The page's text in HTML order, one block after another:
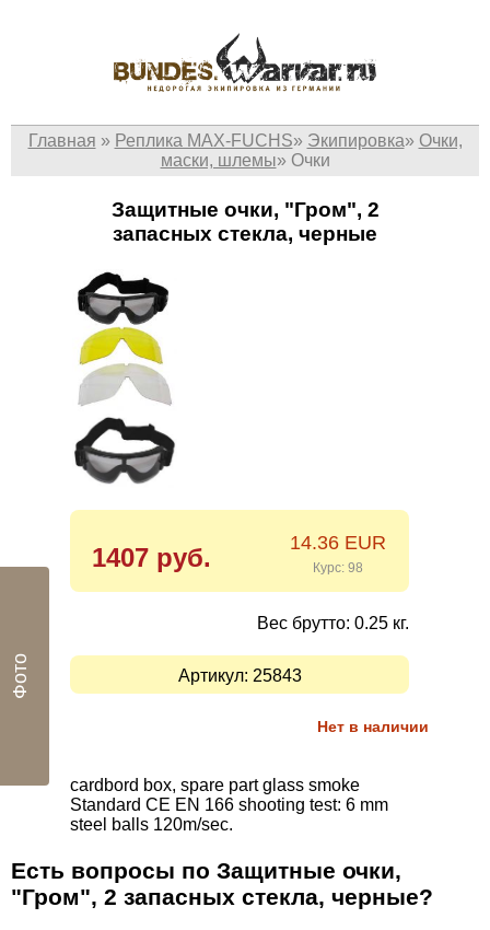
Главная » Реплика MAX-FUCHS» Экипировка» Очки,
маски, шлемы» Очки
Защитные очки, "Гром", 2
запасных стекла, черные
1407 руб. 14.36 EUR
Курс: 98
Вес брутто: 0.25 кг.
Артикул: 25843
Нет в наличии
cardbord box, spare part glass smoke
Standard CE EN 166 shooting test: 6 mm
steel balls 120m/sec.
Есть вопросы по Защитные очки,
"Гром", 2 запасных стекла, черные?
Фото